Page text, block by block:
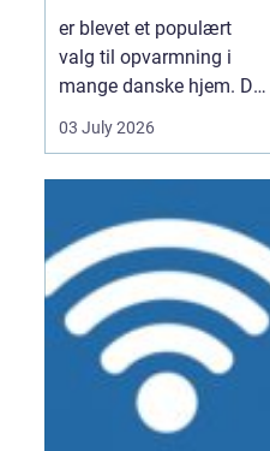
er blevet et populært
valg til opvarmning i
mange danske hjem. De
er nemme at håndtere,
giver en høj varme og
almindeligt brænde.
Samtidig kan de udnytte
resttræ fra træindustrien,
som ellers ville gå til
spil...
03 July 2026